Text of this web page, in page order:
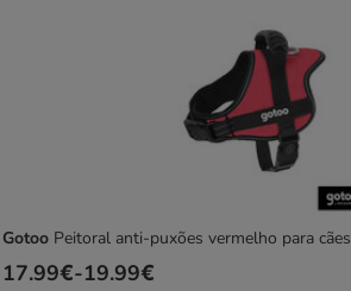
Gotoo Peitoral anti-puxões vermelho para cães
Preço
17.99€-19.99€